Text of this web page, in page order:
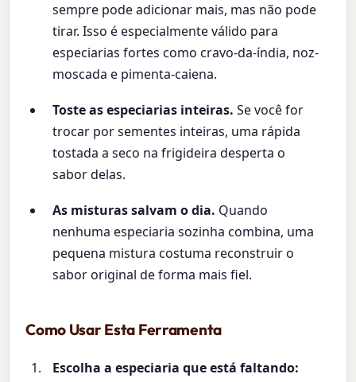
sempre pode adicionar mais, mas não pode
tirar. Isso é especialmente válido para
especiarias fortes como cravo-da-índia, noz-
moscada e pimenta-caiena.
Toste as especiarias inteiras. Se você for
trocar por sementes inteiras, uma rápida
tostada a seco na frigideira desperta o
sabor delas.
As misturas salvam o dia. Quando
nenhuma especiaria sozinha combina, uma
pequena mistura costuma reconstruir o
sabor original de forma mais fiel.
Como Usar Esta Ferramenta
Escolha a especiaria que está faltando: